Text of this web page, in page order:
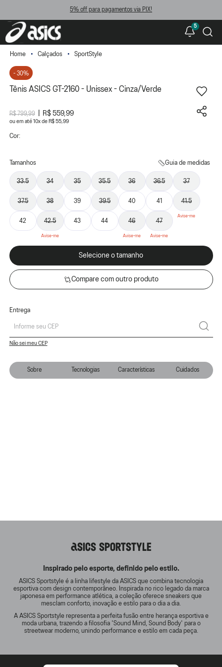
5% off para pagamentos via PIX!
5
Sobre Tecnologias Características Cuidados
Calçados SportStyle
- 30%
Tênis ASICS GT-2160 - Unissex - Cinza/Verde
R$ 799,99 R$ 559,99
ou 10xde R$ 55,99
Cor:
Tamanhos Guia de medidas
33.5 34 35 35.5 36 36.5 37
37.5 38 39 39.5 40 41 41.5
42 42.5 43 44 46 47
Selecione o tamanho
Compare com outro produto
Entrega
Não sei meu CEP
ASICS SPORTSTYLE
Inspirado pelo esporte, definido pelo estilo.
ASICS Sportstyle é a linha lifestyle da ASICS que combina tecnologia
esportiva com design contemporâneo. Inspirada no rico legado da marca
japonesa em performance atlética, a coleção oferece sneakers que
mesclam conforto, inovação e estilo para o dia a dia.
A ASICS Sportstyle representa a perfeita fusão entre herança esportiva e
moda urbana, trazendo a filosofia 'Sound Mind, Sound Body' para o
streetwear moderno, unindo performance e estilo em cada peça.